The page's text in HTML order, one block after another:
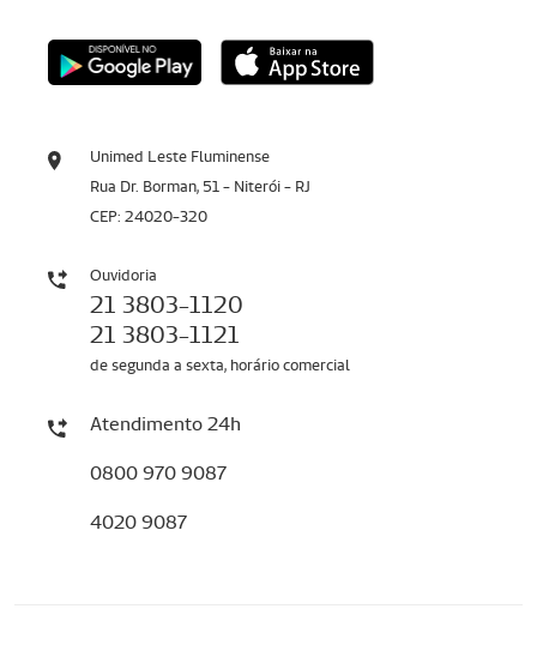
Unimed Leste Fluminense
Rua Dr. Borman, 51 - Niterói - RJ
CEP: 24020-320
Ouvidoria
21 3803-1120
21 3803-1121
de segunda a sexta, horário comercial
Atendimento 24h
0800 970 9087
4020 9087